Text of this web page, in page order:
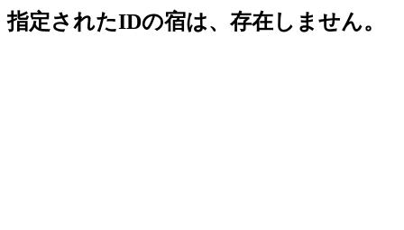
指定されたIDの宿は、存在しません。